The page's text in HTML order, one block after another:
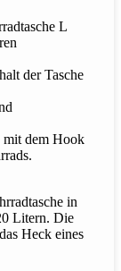
L
der Tasche
mit dem Hook
in
Litern. Die
Heck eines